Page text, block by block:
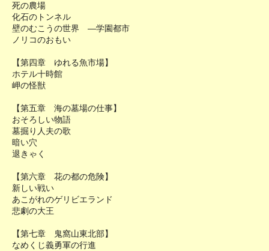
死の農場
化石のトンネル
壁のむこうの世界 ―学園都市
ノリコのおもい
【第四章 ゆれる魚市場】
ホテル十時館
岬の怪獣
【第五章 海の墓場の仕事】
おそろしい物語
墓掘り人夫の歌
暗い穴
退きゃく
【第六章 花の都の危険】
新しい戦い
あこがれのゲリビエランド
悲劇の大王
【第七章 鬼窩山東北部】
なめくじ義勇軍の行進